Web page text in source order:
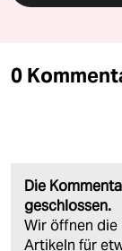
0
Die
geschlossen.
Wir öffnen
Artikeln für